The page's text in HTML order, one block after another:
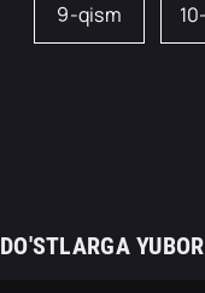
9-qism
DO'STLARGA